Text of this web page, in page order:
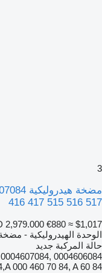
3
416 417 515 516 517
2,979.000 €880 ≈ $1,017
الوحدة الهيدروليكية -
حالة المركبة جديد
0004606084
000 460 70 84, A 60 84